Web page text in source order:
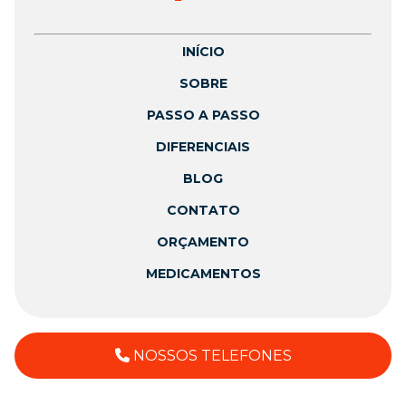
INÍCIO
SOBRE
PASSO A PASSO
DIFERENCIAIS
BLOG
CONTATO
ORÇAMENTO
MEDICAMENTOS
NOSSOS TELEFONES